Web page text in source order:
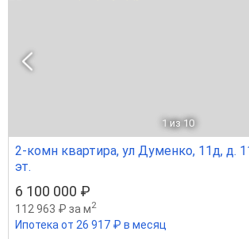
1 из 10
2-комн квартира, ул Думенко, 11д, д.
эт.
6 100 000 ₽
112 963 ₽ за м2
Ипотека от 26 917 ₽ в месяц